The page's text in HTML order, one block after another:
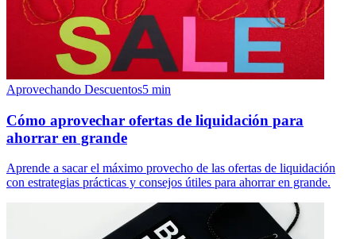
Aprovechando Descuentos5 min
Cómo aprovechar ofertas de liquidación para
ahorrar en grande
Aprende a sacar el máximo provecho de las ofertas de liquidación
con estrategias prácticas y consejos útiles para ahorrar en grande.